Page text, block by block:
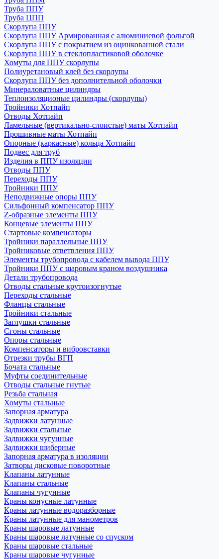
Труба ППУ
Труба ЦПП
Скорлупа ППУ
Скорлупа ППУ Армированная с алюминиевой фольгой
Скорлупа ППУ с покрытием из оцинкованной стали
Скорлупа ППУ в стеклопластиковой оболочке
Хомуты для ППУ скорлупы
Полиуретановый клей без скорлупы
Скорлупа ППУ без дополнительной оболочки
Минераловатные цилиндры
Теплоизоляционые цилиндры (скорлупы)
Тройники Хотпайп
Отводы Хотпайп
Ламельные (вертикально-слоистые) маты Хотпайп
Прошивные маты Хотпайп
Опорные (каркасные) кольца Хотпайп
Подвес для труб
Изделия в ППУ изоляции
Отводы ППУ
Переходы ППУ
Тройники ППУ
Неподвижные опоры ППУ
Cильфонный компенсатор ППУ
Z-образные элементы ППУ
Концевые элементы ППУ
Стартовые компенсаторы
Тройники параллельные ППУ
Тройниковые ответвления ППУ
Элементы трубопровода с кабелем вывода ППУ
Тройники ППУ с шаровым краном воздушника
Детали трубопровода
Отводы стальные крутоизогнутые
Переходы стальные
Фланцы стальные
Тройники стальные
Заглушки стальные
Сгоны стальные
Опоры стальные
Компенсаторы и вибровставки
Отрезки трубы ВГП
Бочата стальные
Муфты соединительные
Отводы стальные гнутые
Резьба стальная
Хомуты стальные
Запорная арматура
Задвижки латунные
Задвижки стальные
Задвижки чугунные
Задвижки шиберные
Запорная арматура в изоляции
Затворы дисковые поворотные
Клапаны латунные
Клапаны стальные
Клапаны чугунные
Краны конусные латунные
Краны латунные водоразборные
Краны латунные для манометров
Краны шаровые латунные
Краны шаровые латунные со спуском
Краны шаровые стальные
Краны шаровые чугунные